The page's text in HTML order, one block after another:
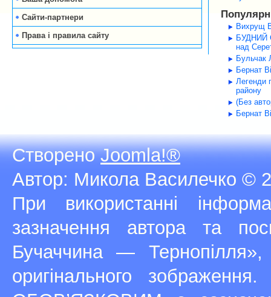
Сайти-партнери
Права і правила сайту
Вихрущ
БУДНИЙ
над
Бульчак
Бернат
Легенди
району
(Без
Бернат
СтвореноJoomla!®
Автор: Микола Василечко ©
При використанні
зазначення автора та
Бучаччина —
оригінального